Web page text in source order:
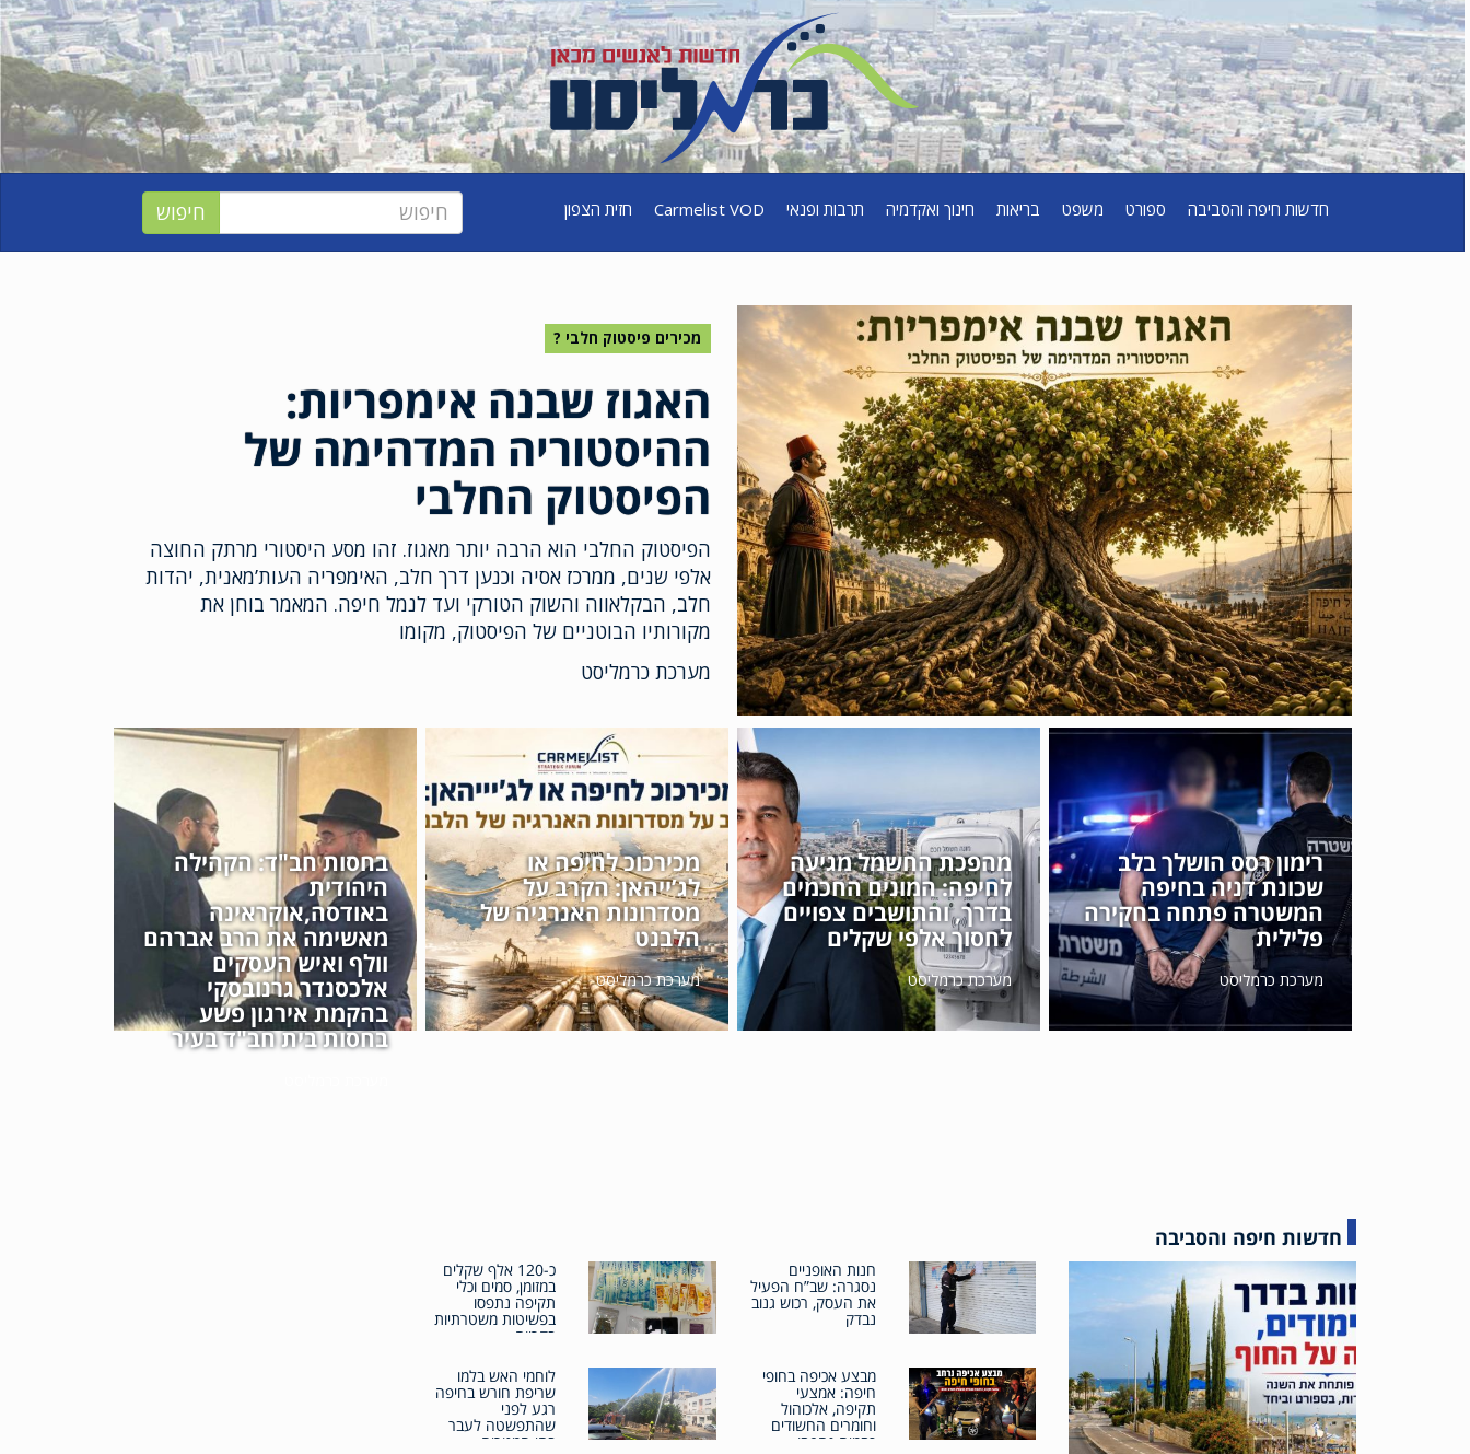
חדשות חיפה והסביבה ספורט משפט בריאות חינוך ואקדמיה תרבות ופנאי Carmelist VOD חזית הצפון
מכירים פיסטוק חלבי ?
האגוז שבנה אימפריות:
ההיסטוריה המדהימה של
הפיסטוק החלבי
הפיסטוק החלבי הוא הרבה יותר מאגוז. זהו מסע היסטורי מרתק החוצה
אלפי שנים, ממרכז אסיה וכנען דרך חלב, האימפריה העות’מאנית, יהדות
חלב, הבקלאווה והשוק הטורקי ועד לנמל חיפה. המאמר בוחן את
מקורותיו הבוטניים של הפיסטוק, מקומו
מערכת כרמליסט
רימון רסס הושלך בלב
שכונת דניה בחיפה
המשטרה פתחה בחקירה
פלילית
מערכת כרמליסט
מהפכת החשמל מגיעה
לחיפה: המונים החכמים
בדרך, והתושבים צפויים
לחסוך אלפי שקלים
מערכת כרמליסט
מכירכוכ לחיפה או
לג’ייהאן: הקרב על
מסדרונות האנרגיה של
הלבנט
מערכת כרמליסט
בחסות חב"ד: הקהילה
היהודית
באודסה,אוקראינה
מאשימה את הרב אברהם
וולף ואיש העסקים
אלכסנדר גרנובסקי
בהקמת אירגון פשע
בחסות בית חב"ד בעיר
חדשות חיפה והסביבה
חנות האופניים
נסגרה: שב”ח הפעיל
את העסק, רכוש גנוב
נבדק
מבצע אכיפה בחופי
חיפה: אמצעי
תקיפה, אלכוהול
וחומרים החשודים
כסמים נתפסו
כ-120 אלף שקלים
במזומן, סמים וכלי
תקיפה נתפסו
בפשיטות משטרתיות
בקריות
לוחמי האש בלמו
שריפת חורש בחיפה
רגע לפני
שהתפשטה לעבר
בתי המגורים